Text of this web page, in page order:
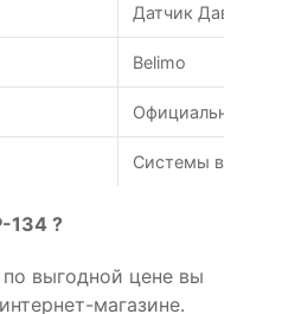
Датчик Давления
Belimo
Официальная
Системы
134 ?
по выгодной цене вы
магазине.